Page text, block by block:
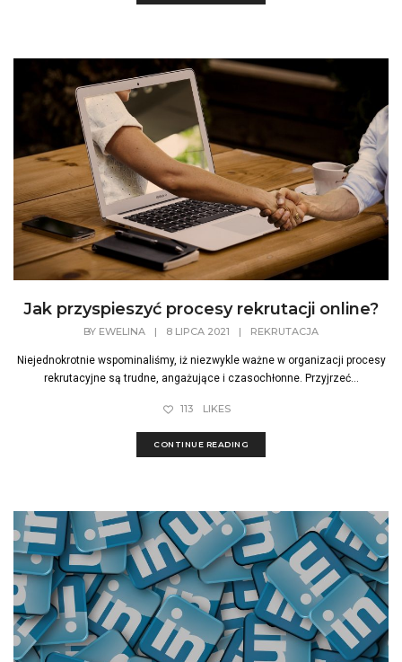
Jak przyspieszyć procesy rekrutacji online?
BY EWELINA | 8 LIPCA 2021 | REKRUTACJA
Niejednokrotnie wspominaliśmy, iż niezwykle ważne w organizacji procesy
rekrutacyjne są trudne, angażujące i czasochłonne. Przyjrzeć...
113 LIKES
CONTINUE READING